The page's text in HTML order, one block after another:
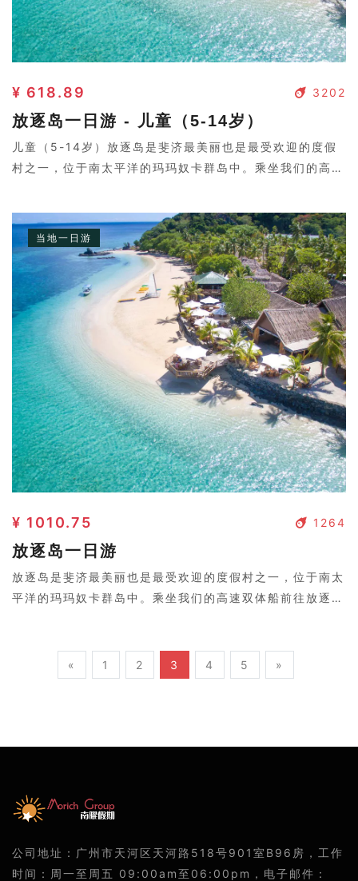
3202
¥ 618.89
放逐岛一日游 - 儿童（5-14岁）
儿童（5-14岁）放逐岛是斐济最美丽也是最受欢迎的度假
村之一，位于南太平洋的玛玛奴卡群岛中。乘坐我们的高速
您徐徐展开，受到热情欢迎。您将在岛上度过5小时，期间
可以在两个沙滩之一的椰树下慵懒地晒太阳，或者在清澈见
底的海水中浮潜，欣赏珊瑚礁的迷人风光。
当地一日游
1264
¥ 1010.75
放逐岛一日游
放逐岛是斐济最美丽也是最受欢迎的度假村之一，位于南太
平洋的玛玛奴卡群岛中。乘坐我们的高速双体船前往放逐岛
热情欢迎。您将在岛上度过5小时，期间可以在两个沙滩之
一的椰树下慵懒地晒太阳，或者在清澈见底的海水中浮潜，
« 1 2 3 4 5 »
公司地址：广州市天河区天河路518号901室B96房，工作
时间：周一至周五 09:00am至06:00pm，电子邮件：